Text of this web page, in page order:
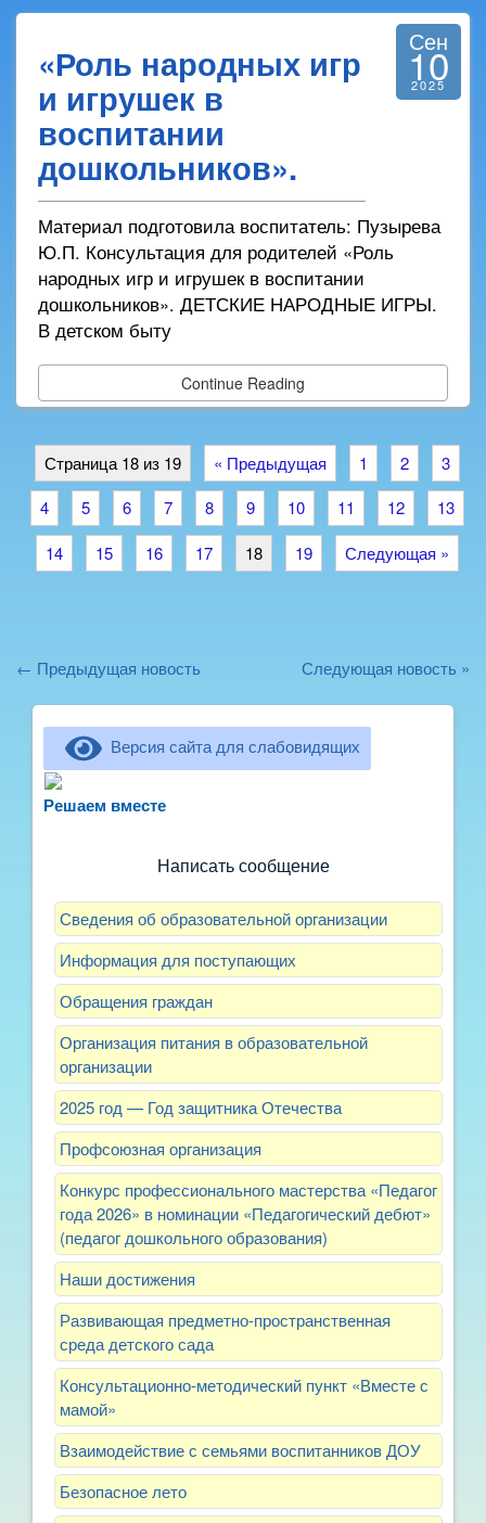
«Роль народных игр
и игрушек в
воспитании
дошкольников».
Сен
10
2025
Материал подготовила воспитатель: Пузырева
Ю.П. Консультация для родителей «Роль
народных игр и игрушек в воспитании
дошкольников». ДЕТСКИЕ НАРОДНЫЕ ИГРЫ.
В детском быту
Continue Reading
Страница 18 из 19 « Предыдущая 1 2
3
4
5 6 7 8 9 10 11 12
13
14
15 16 17 18 19 Следующая »
← Предыдущая новость Следующая новость »
Версия сайта для слабовидящих
Решаем вместерассказать о воспитателях? Знаете, как
Написать сообщение
Сведения об образовательной организации
Информация для поступающих
Обращения граждан
Организация питания в образовательной
организации
2025 год — Год защитника Отечества
Профсоюзная организация
Конкурс профессионального мастерства «Педагог
года 2026» в номинации «Педагогический дебют»
(педагог дошкольного образования)
Наши достижения
Развивающая предметно-пространственная
среда детского сада
Консультационно-методический пункт «Вместе с
мамой»
Взаимодействие с семьями воспитанников ДОУ
Безопасное лето